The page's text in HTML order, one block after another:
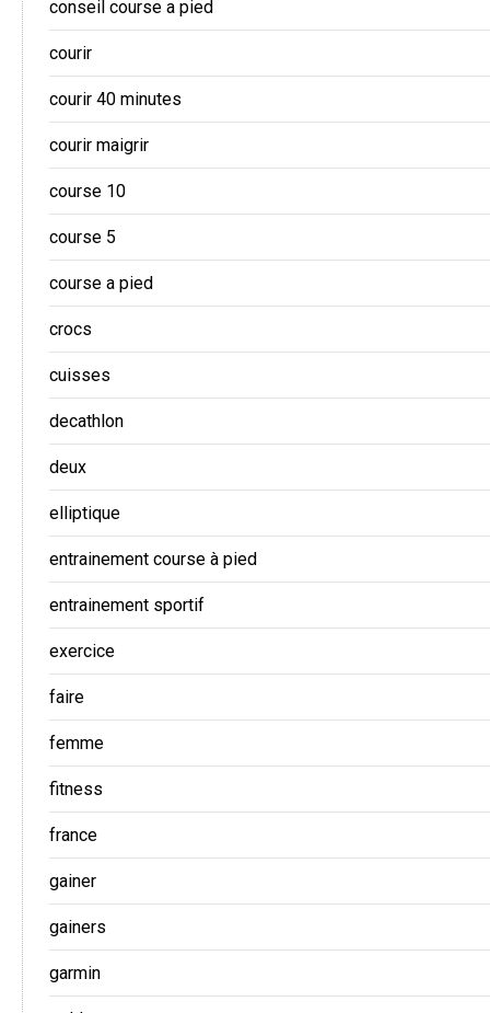
conseil course a pied
courir
courir 40 minutes
courir maigrir
course 10
course 5
course a pied
crocs
cuisses
decathlon
deux
elliptique
entrainement course à pied
entrainement sportif
exercice
faire
femme
fitness
france
gainer
gainers
garmin